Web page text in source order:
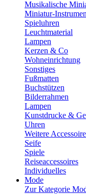
Musikalische
Miniatur-
Spieluhren
Leuchtmaterial
Lampen
Kerzen & Co
Wohneinrichtung
Sonstiges
Fußmatten
Buchstützen
Bilderrahmen
Lampen
Kunstdrucke &
Uhren
Weitere
Seife
Spiele
Reiseaccessoires
Individuelles
Mode
Zur Kategorie